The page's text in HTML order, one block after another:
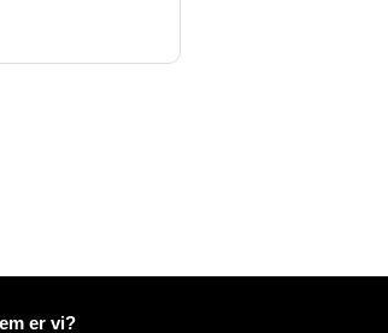
informasjon på Mailo
er vi?